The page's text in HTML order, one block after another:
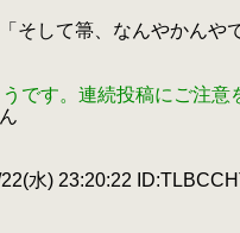
んやでやる夫
です。連続投稿にご注意
22(水) 23:20:22